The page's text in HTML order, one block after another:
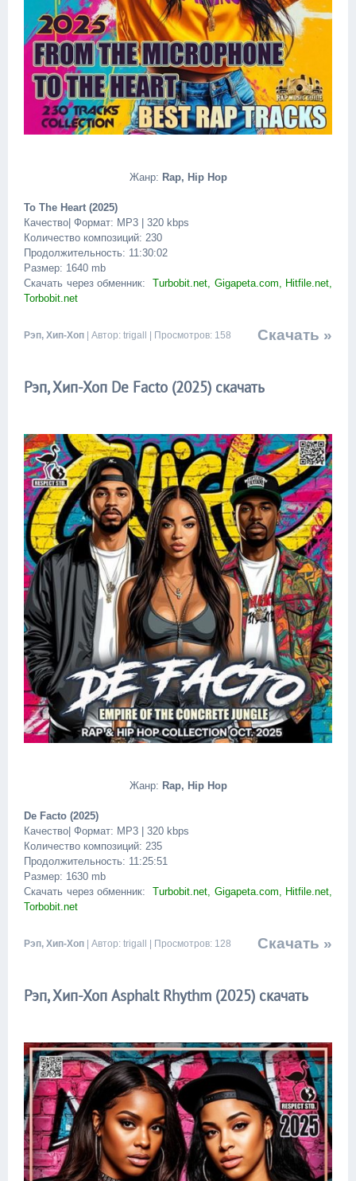
Жанр: Rap, Hip Hop
To The Heart (2025)
Качество| Формат: MP3 | 320 kbps
Количество композиций: 230
Продолжительность: 11:30:02
Размер: 1640 mb
Скачать через обменник: Turbobit.net, Gigapeta.com, Hitfile.net,
Torbobit.net
Скачать »
Рэп, Хип-Хоп | Автор: trigall | Просмотров: 158
Рэп, Хип-Хоп De Facto (2025) скачать
Жанр: Rap, Hip Hop
De Facto (2025)
Качество| Формат: MP3 | 320 kbps
Количество композиций: 235
Продолжительность: 11:25:51
Размер: 1630 mb
Скачать через обменник: Turbobit.net, Gigapeta.com, Hitfile.net,
Torbobit.net
Скачать »
Рэп, Хип-Хоп | Автор: trigall | Просмотров: 128
Рэп, Хип-Хоп Asphalt Rhythm (2025) скачать